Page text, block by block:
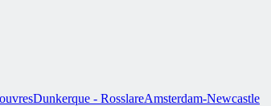
Dunkerque - RosslareAmsterdam-Newcastle